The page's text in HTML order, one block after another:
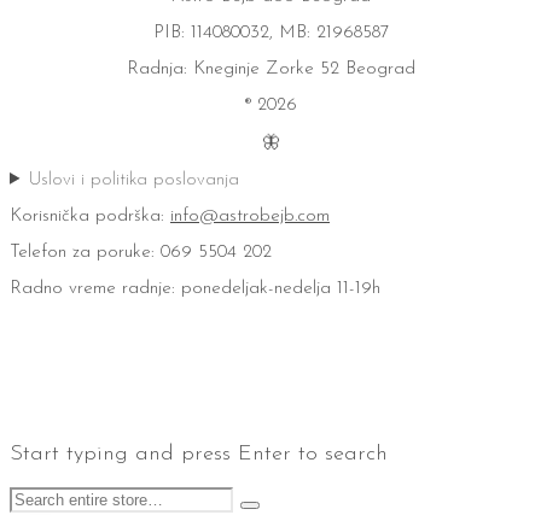
PIB: 114080032, MB: 21968587
Radnja: Kneginje Zorke 52 Beograd
® 2026
🦋
Uslovi i politika poslovanja
Korisnička podrška: info@astrobejb.com
Telefon za poruke: 069 5504 202
Radno vreme radnje: ponedeljak-nedelja 11-19h
Start typing and press Enter to search